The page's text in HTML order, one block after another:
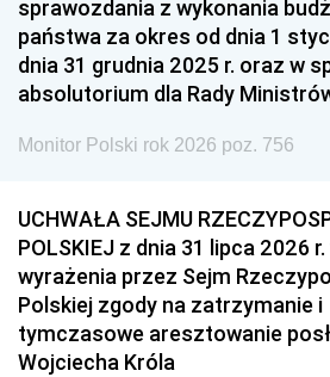
1936 1930
sprawozdania z wykonania
państwa za okres od dnia 1
dnia 31 grudnia 2025 r. oraz w
absolutorium dla Rady
Monitor Polski rok 2026 poz. 756
UCHWAŁA SEJMU
POLSKIEJ z dnia 31 lipca 2026
wyrażenia przez Sejm
Polskiej zgody na zatrzymanie i
tymczasowe aresztowanie
Wojciecha Króla